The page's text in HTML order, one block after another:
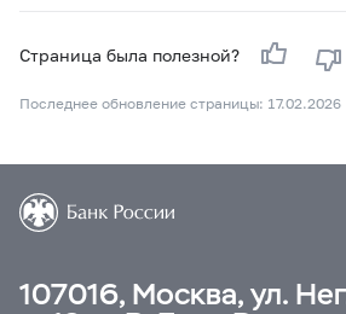
Страница была полезной?
Последнее обновление страницы: 17.02.2026
107016, Москва, ул.